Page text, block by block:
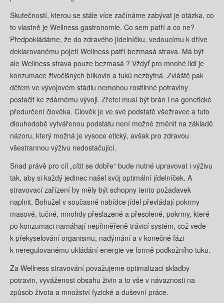
Skutečností, kterou se stále více začínáme zabývat je otázka, co
to vlastně je Wellness gastronomie. Co sem patří a co ne?
Předpokládáme, že do zdravého jídelníčku, vedoucímu k dříve
deklarovanému pojetí Wellness patří bezmasá strava. Má být
ale Wellness strava pouze bezmasá ? Vždyť pro mnohé lidi je
konzumace živočišných bílkovin a tuků nezbytná. Zvláště pak
dětem ve vývojovém stádiu nemohou rostlinné potraviny
postačit ke zdárnému vývoji. Zřetel musí být brán i na genetické
předurčení člověka. Člověk je ve své podstatě všežravec a tuto
dlouhodobě vytvářenou podstatu není možné změnit na základě
názoru, který možná je vysoce etický, avšak pro zdravou
všestrannou výživu nedostačující.
Snad právě pro cíl „cítit se dobře“ bude nutné upravovat i výživu
tak, aby si každý jedinec našel svůj optimální jídelníček. A
stravovací zařízení by měly být schopny tento požadavek
naplnit. Bohužel v současné nabídce jídel převládají pokrmy
masové, tučné, mnohdy přeslazené a přesolené, pokrmy, které
po konzumaci namáhají nepřiměřeně trávicí systém, což vede
k překyselování organismu, nadýmání a v konečné fázi
k neregulovanému ukládání energie ve formě podkožního tuku.
Za Wellness stravování považujeme optimalizaci skladby
potravin, vyváženost obsahu živin a to vše v návaznosti na
způsob života a množství fyzické a duševní práce.